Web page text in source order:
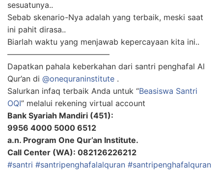
sesuatunya..
Sebab skenario-Nya adalah yang terbaik, meski saat
ini pahit dirasa..
Biarlah waktu yang menjawab kepercayaan kita ini..
—————————————
Dapatkan pahala keberkahan dari santri penghafal Al
Qur’an di @onequraninstitute .
Salurkan infaq terbaik Anda untuk “Beasiswa Santri
OQI” melalui rekening virtual account
Bank Syariah Mandiri (451):
9956 4000 5000 6512
a.n. Program One Qur’an Institute.
Call Center (WA): 082126226212
#santri #santripenghafalalquran #santripenghafalquran